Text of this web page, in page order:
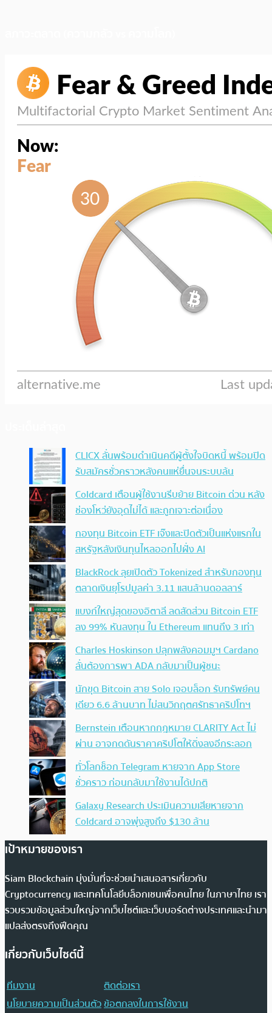
CLICX ลั่นพร้อมดำเนินคดีผู้ตั้งใจบิดหนี้ พร้อมปิด
รับสมัครชั่วคราวหลังคนแห่ยื่นจนระบบล้น
Coldcard เตือนผู้ใช้งานรีบย้าย Bitcoin ด่วน หลัง
ช่องโหว่ยังอุดไม่ได้ และถูกเจาะต่อเนื่อง
กองทุน Bitcoin ETF เจ๊งและปิดตัวเป็นแห่งแรกใน
สหรัฐหลังเงินทุนไหลออกไปฝั่ง AI
BlackRock ลุยเปิดตัว Tokenized สำหรับกองทุน
ตลาดเงินยุโรปมูลค่า 3.11 แสนล้านดอลลาร์
แบงก์ใหญ่สุดของอิตาลี ลดสัดส่วน Bitcoin ETF
ลง 99% หันลงทุน ใน Ethereum แทนถึง 3 เท่า
Charles Hoskinson ปลุกพลังคอมมูฯ Cardano
ลั่นต้องการพา ADA กลับมาเป็นผู้ชนะ
นักขุด Bitcoin สาย Solo เจอบล็อก รับทรัพย์คน
เดียว 6.6 ล้านบาท ไม่สนวิกฤตศรัทธาคริปโทฯ
Bernstein เตือนหากกฎหมาย CLARITY Act ไม่
ผ่าน อาจกดดันราคาคริปโตให้ดิ่งลงอีกระลอก
ทั่วโลกช็อก Telegram หายจาก App Store
ชั่วคราว ก่อนกลับมาใช้งานได้ปกติ
Galaxy Research ประเมินความเสียหายจาก
Coldcard อาจพุ่งสูงถึง $130 ล้าน
เป้าหมายของเรา
Siam Blockchain มุ่งมั่นที่จะช่วยนำเสนอสารเกี่ยวกับ
Cryptocurrency และเทคโนโลยีบล็อกเชนเพื่อคนไทย ในภาษาไทย เรา
รวบรวมข้อมูลส่วนใหญ่จากเว็บไซต์และเว็บบอร์ดต่างประเทศและนำมา
แปลส่งตรงถึงฟีดคุณ
เกี่ยวกับเว็บไซต์นี้
ทีมงาน
ติดต่อเรา
นโยบายความเป็นส่วนตัวข้อตกลงในการใช้งาน